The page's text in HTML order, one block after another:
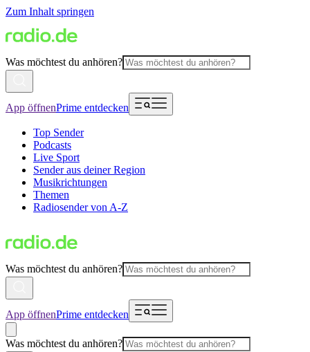
Zum Inhalt springen
Was möchtest du anhören?
App öffnenPrime entdecken
Top Sender
Podcasts
Live Sport
Sender aus deiner Region
Musikrichtungen
Themen
Radiosender von A-Z
Was möchtest du anhören?
App öffnenPrime entdecken
Was möchtest du anhören?